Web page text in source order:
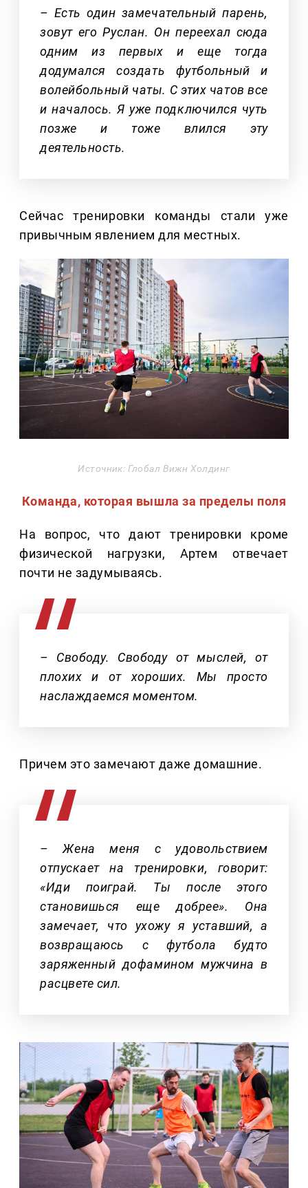
– Есть один замечательный парень,
зовут его Руслан. Он переехал сюда
одним из первых и еще тогда
додумался создать футбольный и
волейбольный чаты. С этих чатов все
и началось. Я уже подключился чуть
позже и тоже влился эту
деятельность.
Сейчас тренировки команды стали уже
привычным явлением для местных.
Источник: Глобал Вижн Холдинг
Команда, которая вышла за пределы поля
На вопрос, что дают тренировки кроме
физической нагрузки, Артем отвечает
почти не задумываясь.
– Свободу. Свободу от мыслей, от
плохих и от хороших. Мы просто
наслаждаемся моментом.
Причем это замечают даже домашние.
– Жена меня с удовольствием
отпускает на тренировки, говорит:
«Иди поиграй. Ты после этого
становишься еще добрее». Она
замечает, что ухожу я уставший, а
возвращаюсь с футбола будто
заряженный дофамином мужчина в
расцвете сил.